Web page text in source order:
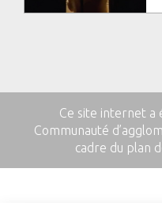
Ce site internet a
Communauté
cadre du plan